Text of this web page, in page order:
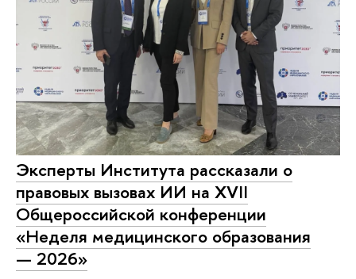
Эксперты Института рассказали о
правовых вызовах ИИ на XVII
Общероссийской конференции
«Неделя медицинского образования
— 2026»